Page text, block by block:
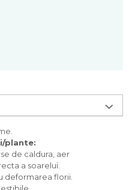
plante:
de caldura, aer
a soarelui.
deformarea florii.